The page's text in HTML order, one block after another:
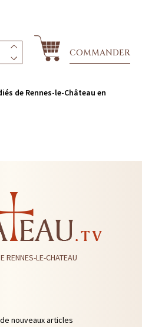
COMMANDER
de Rennes-le-Château en
RENNES-LE-CHATEAU
nouveaux articles